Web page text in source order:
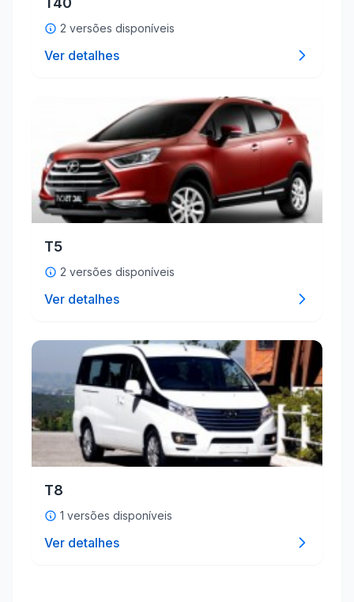
2 versões disponíveis
Ver detalhes
T5
2 versões disponíveis
Ver detalhes
T8
1 versões disponíveis
Ver detalhes